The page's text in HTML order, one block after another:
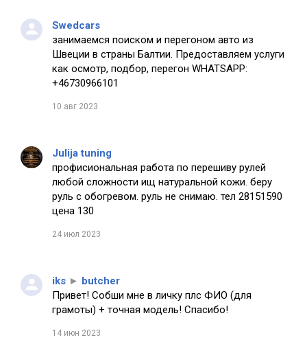
Swedcars
занимаемся поиском и перегоном авто из
Швеции в страны Балтии. Предоставляем услуги
как осмотр, подбор, перегон WHATSAPP:
+46730966101
10 авг 2023
Julija tuning
профисиональная работа по перешиву рулей
любой сложности ищ натуральной кожи. беру
руль с обогревом. руль не снимаю. тел 28151590
цена 130
24 июл 2023
iks ► butcher
Привет! Собши мне в личку плс ФИО (для
грамоты) + точная модель! Спасибо!
14 июн 2023